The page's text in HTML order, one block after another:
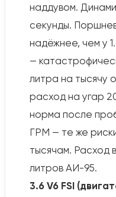
наддувом.
секунды.
надёжнее, чем у
—
литра на тысячу
расход на угар
норма после
ГРМ — те же
тысячам. Расход
литров АИ-95.
3.6 V6 FSI